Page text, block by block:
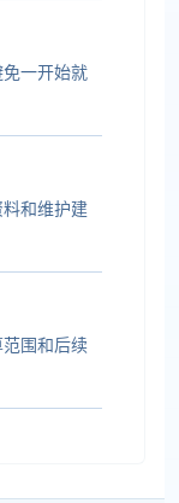
一开始就
和维护建
围和后续